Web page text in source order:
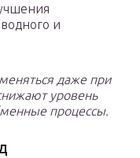
и
даже при
уровень
процессы.